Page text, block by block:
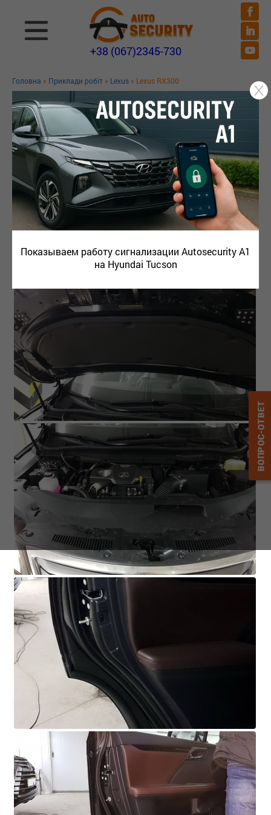
Показываем работу сигнализации Autosecurity A1
на Hyundai Tucson
+38 (067)2345-730
Головна » Приклади робіт » Lexus » Lexus RX300
LEXUS RX300